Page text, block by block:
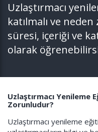
Uzlaştırmacı
katılmalı ve
süresi, içeriği ve
olarak
Uzlaştırmacı Yenileme
Zorunludur?
Uzlaştırmacı yenileme